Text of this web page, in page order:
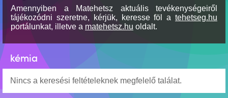
Amennyiben a Matehetsz aktuális tevékenységeiről
tájékozódni szeretne, kérjük, keresse föl a tehetseg.hu
portálunkat, illetve a matehetsz.hu oldalt.
kémia
Nincs a keresési feltételeknek megfelelő találat.